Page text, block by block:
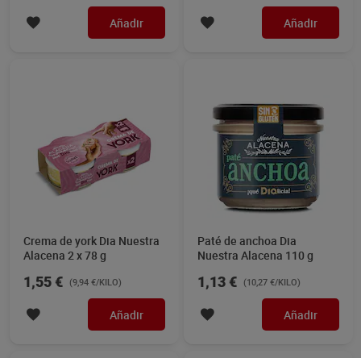
Añadir Añadir
Crema de york Dia Nuestra
Alacena 2 x 78 g
1,55 € (9,94 €/KILO)
Añadir
Paté de anchoa Dia
Nuestra Alacena 110 g
1,13 € (10,27 €/KILO)
Añadir